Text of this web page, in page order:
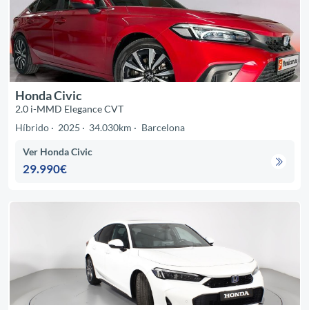
Honda Civic
2.0 i-MMD Elegance CVT
Híbrido
2025 34.030km Barcelona
Ver Honda Civic
29.990€